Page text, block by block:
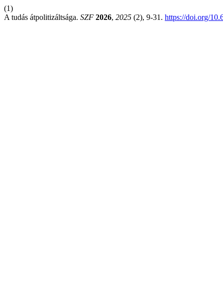
(1)
A tudás átpolitizáltsága. SZF 2026, 2025 (2), 9-31. https://doi.org/